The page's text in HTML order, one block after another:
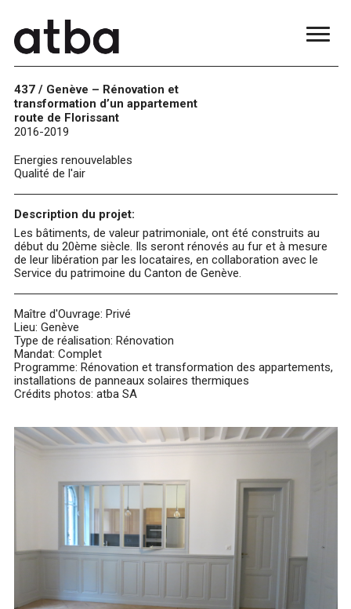
437 / Genève – Rénovation et
transformation d’un appartement
route de Florissant
2016-2019
Energies renouvelables
Qualité de l'air
Description du projet:
Les bâtiments, de valeur patrimoniale, ont été construits au
début du 20ème siècle. Ils seront rénovés au fur et à mesure
de leur libération par les locataires, en collaboration avec le
Service du patrimoine du Canton de Genève.
Maître d'Ouvrage: Privé
Lieu: Genève
Type de réalisation: Rénovation
Mandat: Complet
Programme: Rénovation et transformation des appartements,
installations de panneaux solaires thermiques
Crédits photos: atba SA